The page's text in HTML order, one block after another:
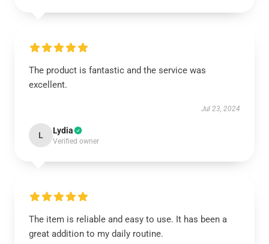
The product is fantastic and the service was
excellent.
Jul 23, 2024
L Lydia
Verified owner
The item is reliable and easy to use. It has been a
great addition to my daily routine.